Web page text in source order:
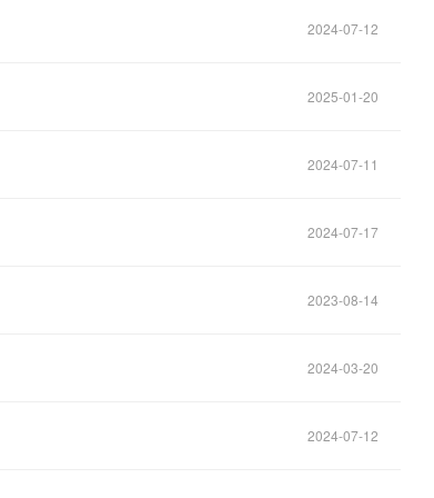
2024-07-12
2025-01-20
2024-07-11
2024-07-17
2023-08-14
2024-03-20
2024-07-12